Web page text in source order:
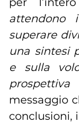
attendono
superare
una sintesi
e sulla
messaggio
conclusioni,